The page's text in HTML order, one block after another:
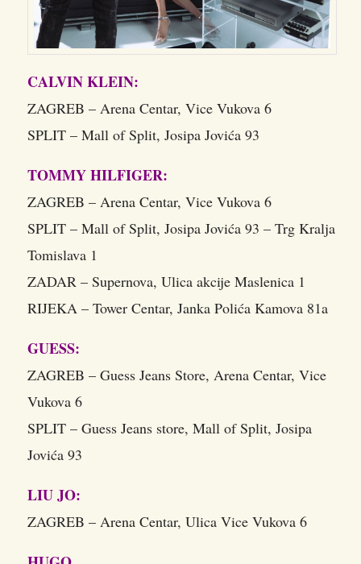
CALVIN KLEIN:
ZAGREB – Arena Centar, Vice Vukova 6
SPLIT – Mall of Split, Josipa Jovića 93
TOMMY HILFIGER:
ZAGREB – Arena Centar, Vice Vukova 6
SPLIT – Mall of Split, Josipa Jovića 93 – Trg Kralja
Tomislava 1
ZADAR – Supernova, Ulica akcije Maslenica 1
RIJEKA – Tower Centar, Janka Polića Kamova 81a
GUESS:
ZAGREB – Guess Jeans Store, Arena Centar, Vice
Vukova 6
SPLIT – Guess Jeans store, Mall of Split, Josipa
Jovića 93
LIU JO:
ZAGREB – Arena Centar, Ulica Vice Vukova 6